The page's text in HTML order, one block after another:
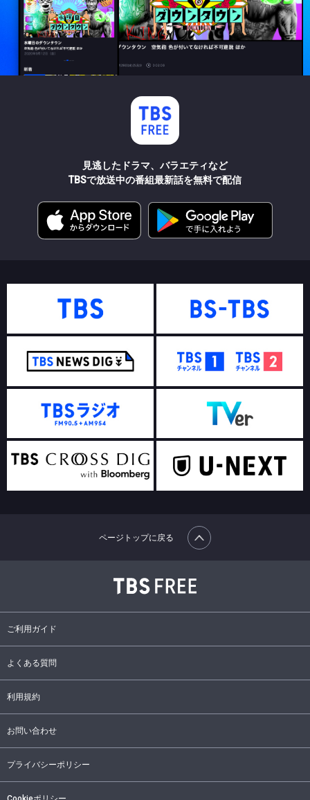
見逃したドラマ、バラエティなど
TBSで放送中の番組最新話を無料で配信
ご利用ガイド
よくある質問
利用規約
お問い合わせ
プライバシーポリシー
ページトップに戻る